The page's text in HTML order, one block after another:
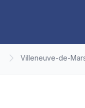
Villeneuve-de-